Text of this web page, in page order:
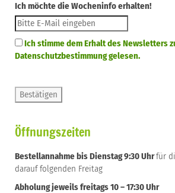
Ich möchte die Wocheninfo erhalten!
Ich stimme dem Erhalt des Newsletters
Datenschutzbestimmung gelesen.
Öffnungszeiten
Bestellannahme bis Dienstag 9:30 Uhrfür
darauf folgenden Freitag
Abholung jeweils freitags 10 – 17:30 Uhr